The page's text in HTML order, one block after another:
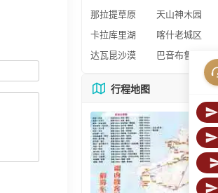
那拉提草原
天山神木园
卡拉库里湖
喀什老城区
达瓦昆沙漠
巴音布鲁克
行程地图